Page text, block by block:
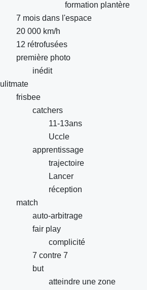
formation plantère
7 mois dans l'espace
20 000 km/h
12 rétrofusées
première photo
inédit
ulitmate
frisbee
catchers
11-13ans
Uccle
apprentissage
trajectoire
Lancer
réception
match
auto-arbitrage
fair play
complicité
7 contre 7
but
atteindre une zone